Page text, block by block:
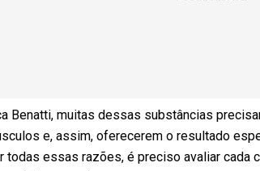
Benatti, muitas dessas substâncias
e, assim, oferecerem o resultado
todas essas razões, é preciso avaliar cada